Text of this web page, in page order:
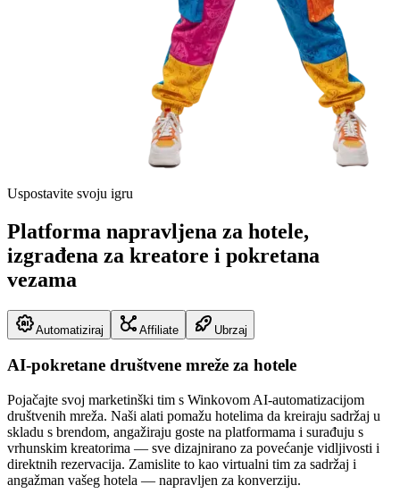
Uspostavite svoju igru
Platforma napravljena za hotele,
izgrađena za kreatore i pokretana
vezama
Automatiziraj Affiliate Ubrzaj
AI-pokretane društvene mreže za hotele
Pojačajte svoj marketinški tim s Winkovom AI-automatizacijom
društvenih mreža. Naši alati pomažu hotelima da kreiraju sadržaj u
skladu s brendom, angažiraju goste na platformama i surađuju s
vrhunskim kreatorima — sve dizajnirano za povećanje vidljivosti i
direktnih rezervacija. Zamislite to kao virtualni tim za sadržaj i
angažman vašeg hotela — napravljen za konverziju.